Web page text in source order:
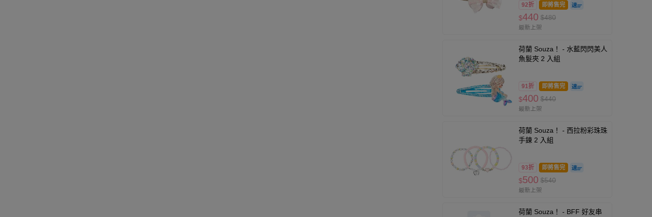
92折 即將售完
$440 $480
最新上架
荷蘭 Souza！ - 水藍閃閃美人
魚髮夾 2 入組
91折 即將售完
$400 $440
最新上架
荷蘭 Souza！ - 西拉粉彩珠珠
手鍊 2 入組
93折 即將售完
$500 $540
最新上架
荷蘭 Souza！ - BFF 好友串